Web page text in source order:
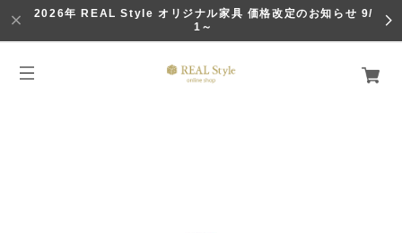
2026年 REAL Style オリジナル家具 価格改定のお知らせ 9/
1～